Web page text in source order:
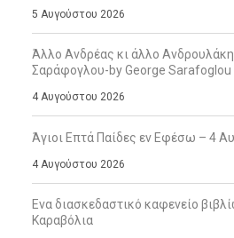
5 Αυγούστου 2026
Άλλο Ανδρέας κι άλλο
Σαράφογλου-by George Sarafoglou
4 Αυγούστου 2026
Άγιοι Επτά Παίδες εν Εφέσω – 4
4 Αυγούστου 2026
Ενα διασκεδαστικό καφενείο
Καραβόλια